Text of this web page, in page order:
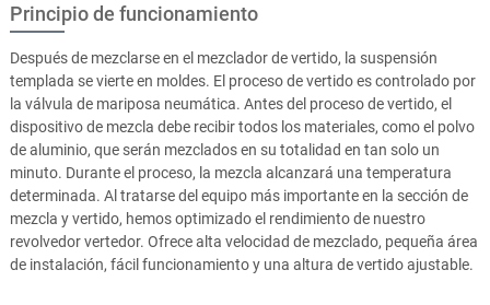
Principio de funcionamiento
Después de mezclarse en el mezclador de vertido, la suspensión
templada se vierte en moldes. El proceso de vertido es controlado por
la válvula de mariposa neumática. Antes del proceso de vertido, el
dispositivo de mezcla debe recibir todos los materiales, como el polvo
de aluminio, que serán mezclados en su totalidad en tan solo un
minuto. Durante el proceso, la mezcla alcanzará una temperatura
determinada. Al tratarse del equipo más importante en la sección de
mezcla y vertido, hemos optimizado el rendimiento de nuestro
revolvedor vertedor. Ofrece alta velocidad de mezclado, pequeña área
de instalación, fácil funcionamiento y una altura de vertido ajustable.